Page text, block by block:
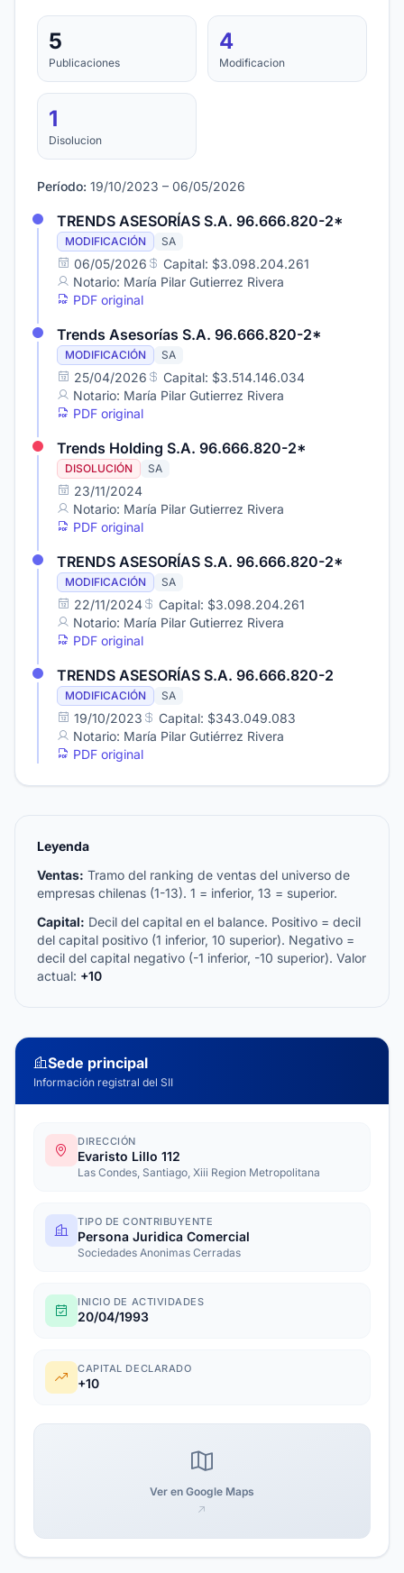
5
Publicaciones
4
Modificacion
1
Disolucion
Período: 19/10/2023 – 06/05/2026
TRENDS ASESORÍAS S.A. 96.666.820-2*
MODIFICACIÓN SA
06/05/2026
Capital: $3.098.204.261
Notario: María Pilar Gutierrez Rivera
PDF original
Trends Asesorías S.A. 96.666.820-2*
MODIFICACIÓN SA
25/04/2026
Capital: $3.514.146.034
Notario: María Pilar Gutierrez Rivera
PDF original
Trends Holding S.A. 96.666.820-2*
DISOLUCIÓN SA
23/11/2024
Notario: María Pilar Gutierrez Rivera
PDF original
TRENDS ASESORÍAS S.A. 96.666.820-2*
MODIFICACIÓN SA
22/11/2024
Capital: $3.098.204.261
Notario: María Pilar Gutierrez Rivera
PDF original
TRENDS ASESORÍAS S.A. 96.666.820-2
MODIFICACIÓN SA
19/10/2023
Capital: $343.049.083
Notario: María Pilar Gutiérrez Rivera
PDF original
Leyenda
Ventas: Tramo del ranking de ventas del universo de
empresas chilenas (1-13). 1 = inferior, 13 = superior.
Capital: Decil del capital en el balance. Positivo = decil
del capital positivo (1 inferior, 10 superior). Negativo =
decil del capital negativo (-1 inferior, -10 superior). Valor
actual: +10
Sede principal
Información registral del SII
DIRECCIÓN
Evaristo Lillo 112
Las Condes, Santiago, Xiii Region Metropolitana
TIPO DE CONTRIBUYENTE
Persona Juridica Comercial
Sociedades Anonimas Cerradas
INICIO DE ACTIVIDADES
20/04/1993
CAPITAL DECLARADO
+10
Ver en Google Maps